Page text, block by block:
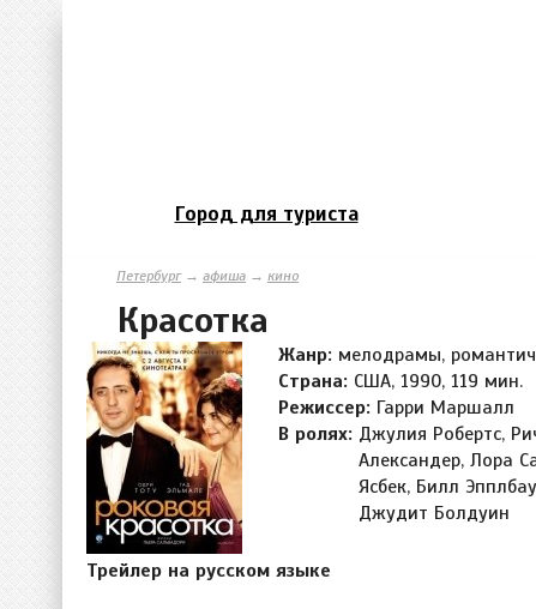
Город для туриста
Петербург→ афиша → кино
Красотка
Жанр: мелодрамы,
Страна: США, 1990, 119 мин.
Режиссер: Гарри Маршалл
В ролях: Джулия Робертс,
Александер, Лора
Ясбек, Билл
Джудит Болдуин
Трейлер на русском языке